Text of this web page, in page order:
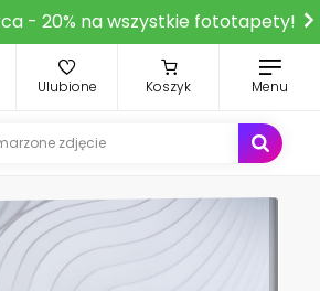
- 20% na wszystkie fototapety!
Ulubione Koszyk Menu